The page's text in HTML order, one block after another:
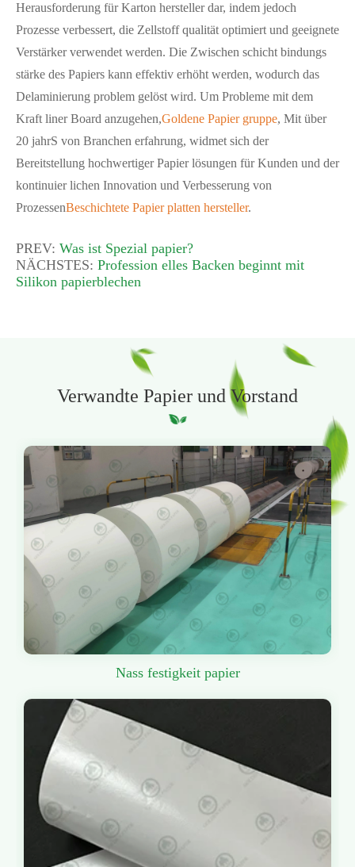
Herausforderung für Karton hersteller dar, indem jedoch
Prozesse verbessert, die Zellstoff qualität optimiert und geeignete
Verstärker verwendet werden. Die Zwischen schicht bindungs
stärke des Papiers kann effektiv erhöht werden, wodurch das
Delaminierung problem gelöst wird. Um Probleme mit dem
Kraft liner Board anzugehen,Goldene Papier gruppe, Mit über
20 jahrS von Branchen erfahrung, widmet sich der
Bereitstellung hochwertiger Papier lösungen für Kunden und der
kontinuier lichen Innovation und Verbesserung von
ProzessenBeschichtete Papier platten hersteller.
PREV: Was ist Spezial papier?
NÄCHSTES: Profession elles Backen beginnt mit
Silikon papierblechen
Verwandte Papier und Vorstand
Nass festigkeit papier